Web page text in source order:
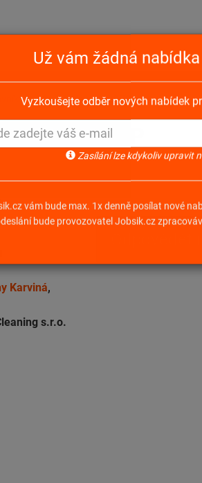
ostrahy Karviná - pro OZP
- pro OZP
Karviná,
s.r.o.
Už vám žádná
Vyzkoušejte odběr nových nabídek
vám bude max. 1x denně posílat nové
bude provozovatel Jobsik.cz